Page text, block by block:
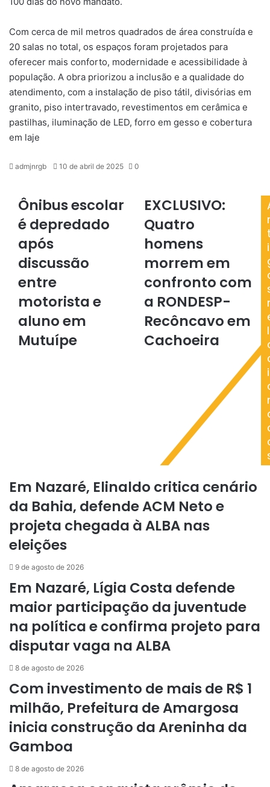
Com cerca de mil metros quadrados de área construída e
20 salas no total, os espaços foram projetados para
oferecer mais conforto, modernidade e acessibilidade à
população. A obra priorizou a inclusão e a qualidade do
atendimento, com a instalação de piso tátil, divisórias em
granito, piso intertravado, revestimentos em cerâmica e
pastilhas, iluminação de LED, forro em gesso e cobertura
em laje
admjnrgb
Mande
mail
10 de abril de 2025 0
Ônibus
é
depredado
após
discussão
entre
motorista
e
aluno
em
Mutuípe
Ônibus escolar
é depredado
após
discussão
entre
motorista e
aluno em
Mutuípe
EXCLUSIVO:
homens
morrem
em
confronto
a
RONDESP-
Recôncavo
em
Cachoeira
EXCLUSIVO:
Quatro
homens
morrem em
confronto com
a RONDESP-
Recôncavo em
Cachoeira
i
l
i
Em Nazaré, Elinaldo critica cenário
da Bahia, defende ACM Neto e
projeta chegada à ALBA nas
eleições
9 de agosto de 2026
Em Nazaré, Lígia Costa defende
maior participação da juventude
na política e confirma projeto para
disputar vaga na ALBA
8 de agosto de 2026
Com investimento de mais de R$ 1
milhão, Prefeitura de Amargosa
inicia construção da Areninha da
Gamboa
8 de agosto de 2026